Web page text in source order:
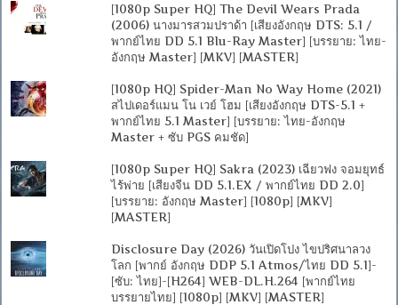
[1080p Super HQ] The Devil Wears Prada
(2006) นางมารสวมปราด้า [เสียงอังกฤษ DTS: 5.1 /
พากย์ไทย DD 5.1 Blu-Ray Master] [บรรยาย: ไทย-
อังกฤษ Master] [MKV] [MASTER]
[1080p HQ] Spider-Man No Way Home (2021)
สไปเดอร์แมน โน เวย์ โฮม [เสียงอังกฤษ DTS-5.1 +
พากย์ไทย 5.1 Master] [บรรยาย: ไทย-อังกฤษ
Master + ซับ PGS คมชัด]
[1080p Super HQ] Sakra (2023) เฉียวฟง จอมยุทธ์
ไร้พ่าย [เสียงจีน DD 5.1.EX / พากย์ไทย DD 2.0]
[บรรยาย: อังกฤษ Master] [1080p] [MKV]
[MASTER]
Disclosure Day (2026) วันเปิดโปง ไขปริศนาลวง
โลก [พากย์ อังกฤษ DDP 5.1 Atmos/ไทย DD 5.1]-
[ซับ: ไทย]-[H264] WEB-DL.H.264 [พากย์ไทย
บรรยายไทย] [1080p] [MKV] [MASTER]